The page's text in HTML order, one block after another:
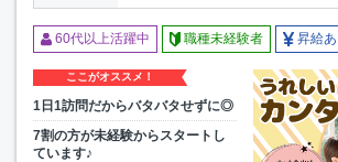
60代以上活躍中 職種未経験者 昇給あ
ここがオススメ！
1日1訪問だからバタバタせずに◎
7割の方が未経験からスタートし
ています♪